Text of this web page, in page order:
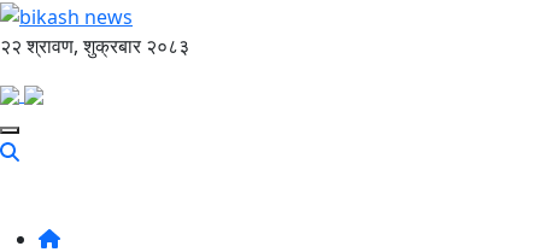
२२ श्रावण, शुक्रबार २०८३